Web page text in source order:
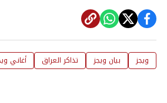
ويجز بيان ويجز تذاكر العراق أغاني